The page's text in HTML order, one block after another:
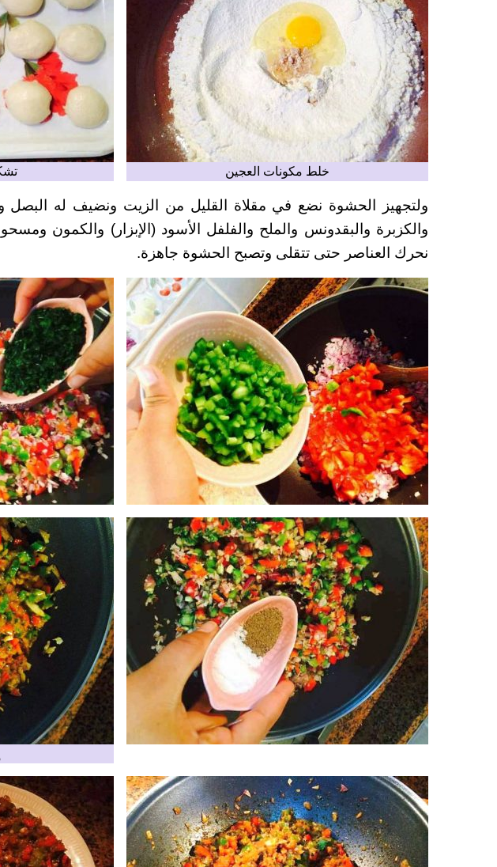
خلط مكونات العجين
ولتجهيز الحشوة نضع في مقلاة القليل من الزيت ونضيف له البصل
والكزبرة والبقدونس والملح والفلفل الأسود (الإبزار) والكمون
نحرك العناصر حتى تتقلى وتصبح الحشوة جاهزة.